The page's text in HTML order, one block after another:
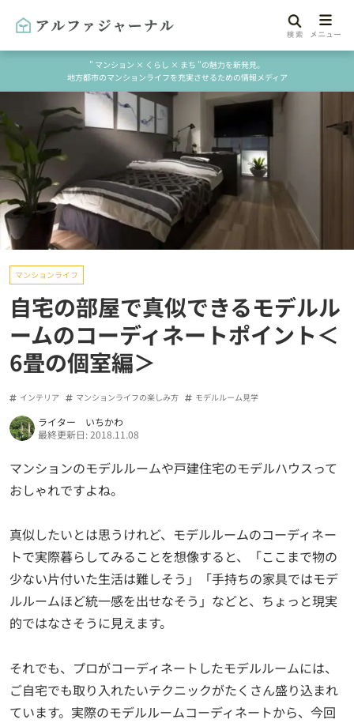
" マンション × くらし × まち "の魅力を新発見。
地方都市のマンションライフを充実させるための情報メディア
マンションライフ
自宅の部屋で真似できるモデルル
ームのコーディネートポイント＜
6畳の個室編＞
インテリア マンションライフの楽しみ方 モデルルーム見学
ライター いちかわ
最終更新日: 2018.11.08
マンションのモデルルームや戸建住宅のモデルハウスって
おしゃれですよね。
真似したいとは思うけれど、モデルルームのコーディネー
トで実際暮らしてみることを想像すると、「ここまで物の
少ない片付いた生活は難しそう」「手持ちの家具ではモデ
ルルームほど統一感を出せなそう」などと、ちょっと現実
的ではなさそうに見えます。
それでも、プロがコーディネートしたモデルルームには、
ご自宅でも取り入れたいテクニックがたくさん盛り込まれ
ています。実際のモデルルームコーディネートから、今回